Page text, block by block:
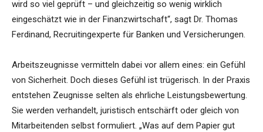
wird so viel geprüft – und gleichzeitig so wenig wirklich
eingeschätzt wie in der Finanzwirtschaft“, sagt Dr. Thomas
Ferdinand, Recruitingexperte für Banken und Versicherungen.
Arbeitszeugnisse vermitteln dabei vor allem eines: ein Gefühl
von Sicherheit. Doch dieses Gefühl ist trügerisch. In der Praxis
entstehen Zeugnisse selten als ehrliche Leistungsbewertung.
Sie werden verhandelt, juristisch entschärft oder gleich von
Mitarbeitenden selbst formuliert. „Was auf dem Papier gut